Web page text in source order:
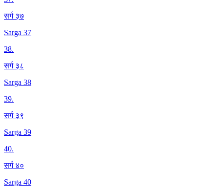
सर्ग ३७
Sarga 37
38.
सर्ग ३८
Sarga 38
39.
सर्ग ३९
Sarga 39
40.
सर्ग ४०
Sarga 40